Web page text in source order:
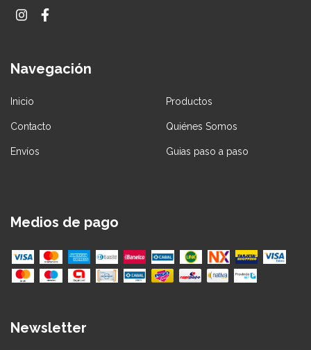
Navegación
Inicio Productos
Contacto Quiénes Somos
Envíos Guias paso a paso
Medios de pago
Newsletter